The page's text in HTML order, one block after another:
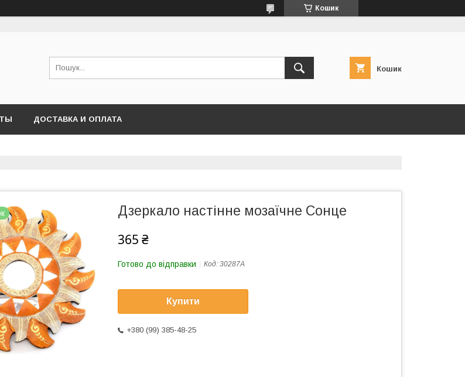
Кошик
Кошик
ДОСТАВКА И ОПЛАТА
Дзеркало настінне мозаїчне Сонце
365 ₴
Готово до відправки Код: 30287A
Купити
+380 (99) 385-48-25